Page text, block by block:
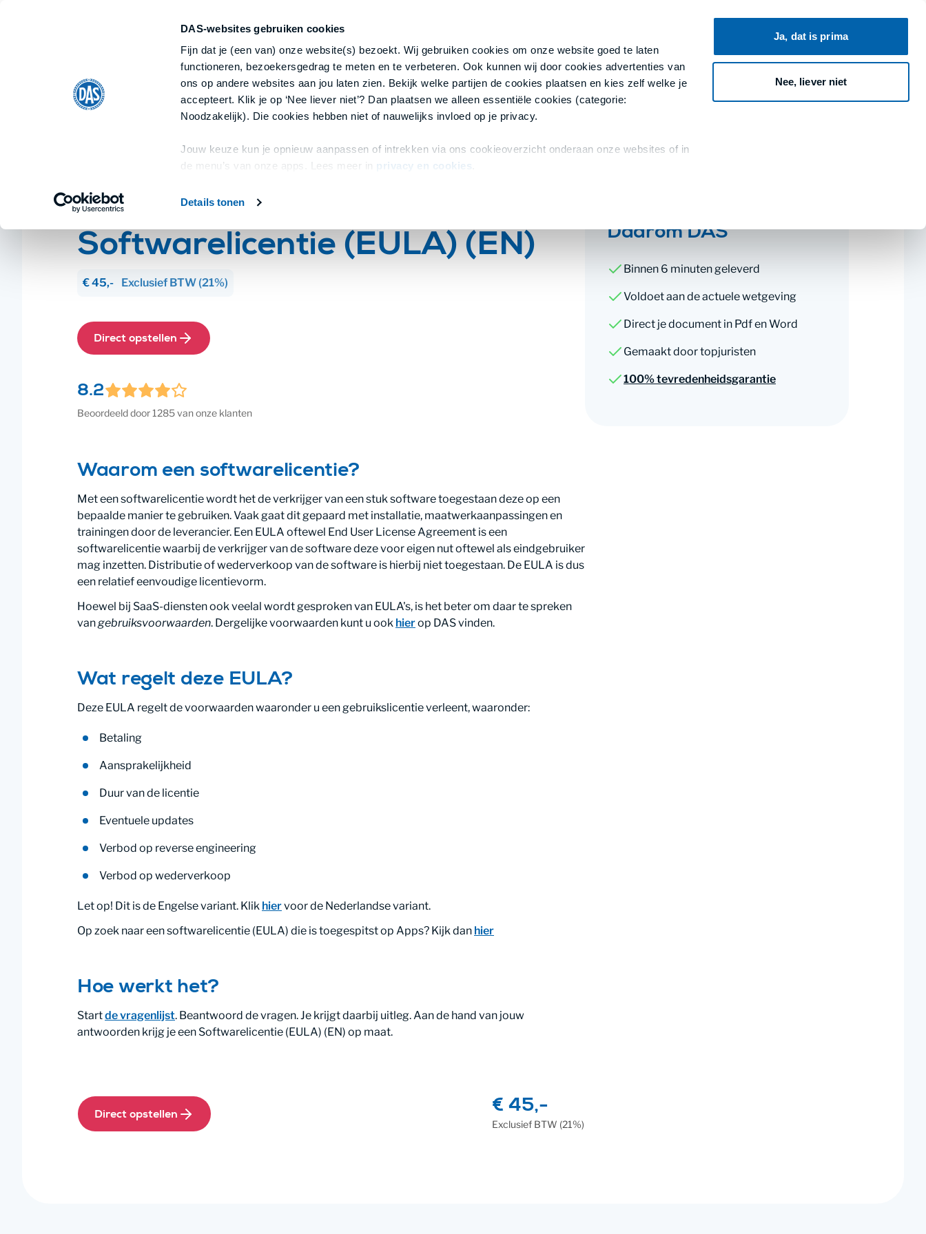
DAS-websites gebruiken cookies
Fijn dat je (een van) onze website(s) bezoekt. Wij gebruiken cookies om onze website goed te laten
functioneren, bezoekersgedrag te meten en te verbeteren. Ook kunnen wij door cookies advertenties van
ons op andere websites aan jou laten zien. Bekijk welke partijen de cookies plaatsen en kies zelf welke je
accepteert. Klik je op ‘Nee liever niet’? Dan plaatsen we alleen essentiële cookies (categorie:
Noodzakelijk). Die cookies hebben niet of nauwelijks invloed op je privacy.
Jouw keuze kun je opnieuw aanpassen of intrekken via ons cookieoverzicht onderaan onze websites of in
de menu’s van onze apps. Lees meer in privacy en cookies
Details tonen
Ja, dat is prima
Nee, liever niet
Alle documenten
Categorieën Contracten van DAS Zoeken
Softwarelicentie (EULA) (EN)
IT
Softwarelicentie (EULA) (EN)
€ 45,- Exclusief BTW(21%)
Direct opstellen
8.2
Beoordeeld door 1285 van onze klanten
Waarom een softwarelicentie?
Met een softwarelicentie wordt het de verkrijger van een stuk software toegestaan deze op een
bepaalde manier te gebruiken. Vaak gaat dit gepaard met installatie, maatwerkaanpassingen en
trainingen door de leverancier. Een EULA oftewel End User License Agreement is een
softwarelicentie waarbij de verkrijger van de software deze voor eigen nut oftewel als eindgebruiker
mag inzetten. Distributie of wederverkoop van de software is hierbij niet toegestaan. De EULA is dus
een relatief eenvoudige licentievorm.
Hoewel bij SaaS-diensten ook veelal wordt gesproken van EULA's, is het beter om daar te spreken
vangebruiksvoorwaarden. Dergelijke voorwaarden kunt u ook hierop DAS vinden.
Wat regelt deze EULA?
Deze EULA regelt de voorwaarden waaronder u een gebruikslicentie verleent, waaronder:
Betaling
Aansprakelijkheid
Duur van de licentie
Eventuele updates
Verbod op reverse engineering
Verbod op wederverkoop
Let op! Dit is de Engelse variant. Klik hiervoor de Nederlandse variant.
Op zoek naar een softwarelicentie (EULA) die is toegespitst op Apps? Kijk dan hier
Hoe werkt het?
Startde vragenlijst. Beantwoord de vragen. Je krijgt daarbij uitleg. Aan de hand van jouw
antwoorden krijg je een Softwarelicentie (EULA) (EN) op maat.
€ 45,-
Exclusief BTW (21%)
Direct opstellen
Daarom DAS
Binnen 6 minuten geleverd
Voldoet aan de actuele wetgeving
Direct je document in Pdf en Word
Gemaakt door topjuristen
100% tevredenheidsgarantie